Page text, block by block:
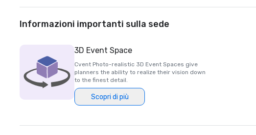
Informazioni importanti sulla sede
3D Event Space
Cvent Photo-realistic 3D Event Spaces give
planners the ability to realize their vision down
to the finest detail.
Scopri di più